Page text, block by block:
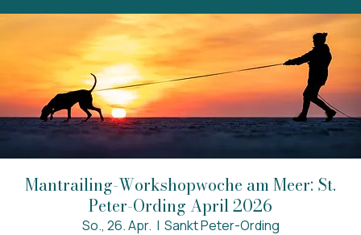
Mantrailing-Workshopwoche am Meer: St.
Peter-Ording April 2026
So., 26. Apr.
  |
Sankt Peter-Ording